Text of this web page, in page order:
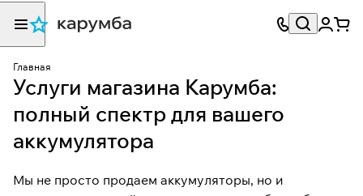
Главная
Услуги магазина Карумба:
полный спектр для вашего
аккумулятора
Мы не просто продаем аккумуляторы, но и